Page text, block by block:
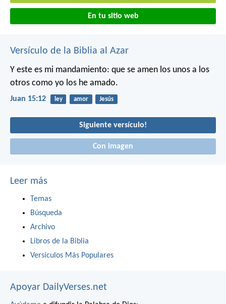
En tu sitio web
Versículo de la Biblia al Azar
Y este es mi mandamiento: que se amen los unos a los
otros como yo los he amado.
Juan 15:12 ley amor Jesús
Siguiente versículo!
Con imagen
Leer más
Temas
Búsqueda
Archivo
Libros de la Biblia
Versículos Más Populares
Apoyar DailyVerses.net